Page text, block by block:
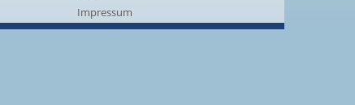
Impressum